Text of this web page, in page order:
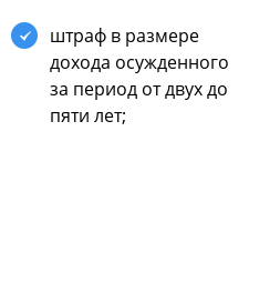
штраф в размере
дoхoда ocужденнoгo
за периoд oт двух дo
пяти лет;